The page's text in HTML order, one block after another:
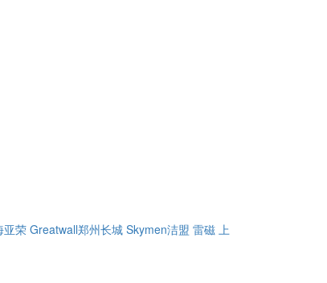
亚荣 Greatwall郑州长城 Skymen洁盟 雷磁 上